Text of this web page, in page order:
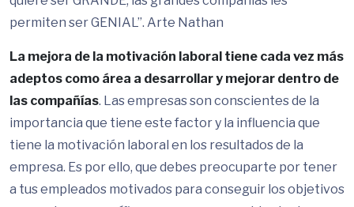
permiten ser GENIAL”. Arte Nathan
La mejora de la motivación laboral tiene cada vez más
adeptos como área a desarrollar y mejorar dentro de
las compañías. Las empresas son conscientes de la
importancia que tiene este factor y la influencia que
tiene la motivación laboral en los resultados de la
empresa. Es por ello, que debes preocuparte por tener
a tus empleados motivados para conseguir los objetivos